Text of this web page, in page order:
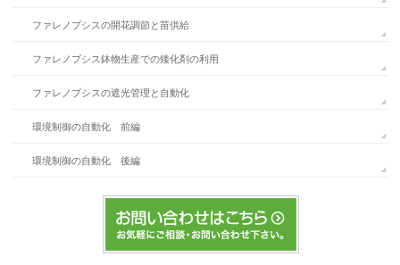
ファレノプシスの開花調節と苗供給
ファレノプシス鉢物生産での矮化剤の利用
ファレノプシスの遮光管理と自動化
環境制御の自動化 前編
環境制御の自動化 後編